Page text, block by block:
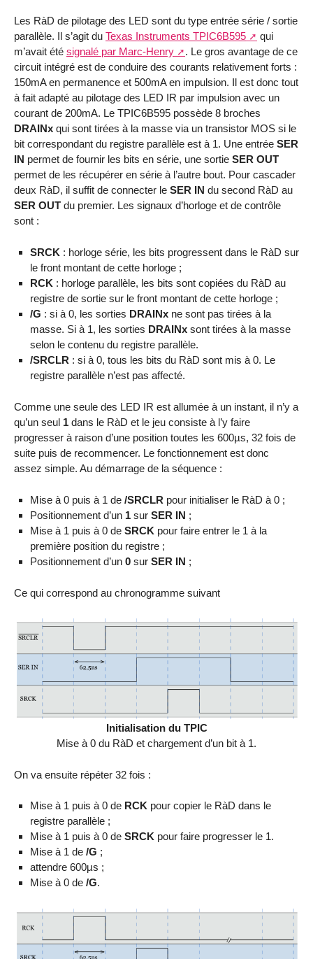
Les RàD de pilotage des LED sont du type entrée série / sortie
parallèle. Il s’agit du Texas Instruments TPIC6B595
qui
m’avait été signalé par Marc-Henry
. Le gros avantage de ce
circuit intégré est de conduire des courants relativement forts :
150mA en permanence et 500mA en impulsion. Il est donc tout
à fait adapté au pilotage des LED IR par impulsion avec un
courant de 200mA. Le TPIC6B595 possède 8 broches
DRAINx qui sont tirées à la masse via un transistor MOS si le
bit correspondant du registre parallèle est à 1. Une entrée SER
IN permet de fournir les bits en série, une sortie SER OUT
permet de les récupérer en série à l’autre bout. Pour cascader
deux RàD, il suffit de connecter le SER IN du second RàD au
SER OUT du premier. Les signaux d’horloge et de contrôle
sont :
SRCK : horloge série, les bits progressent dans le RàD sur
le front montant de cette horloge ;
RCK : horloge parallèle, les bits sont copiées du RàD au
registre de sortie sur le front montant de cette horloge ;
/G : si à 0, les sorties DRAINxne sont pas tirées à la
masse. Si à 1, les sorties DRAINxsont tirées à la masse
selon le contenu du registre parallèle.
/SRCLR : si à 0, tous les bits du RàD sont mis à 0. Le
registre parallèle n’est pas affecté.
Comme une seule des LED IR est allumée à un instant, il n’y a
qu’un seul 1 dans le RàD et le jeu consiste à l’y faire
progresser à raison d’une position toutes les 600µs, 32 fois de
suite puis de recommencer. Le fonctionnement est donc
assez simple. Au démarrage de la séquence :
Mise à 0 puis à 1 de /SRCLR pour initialiser le RàD à 0 ;
Positionnement d’un 1sur SER IN ;
Mise à 1 puis à 0 de SRCK pour faire entrer le 1 à la
première position du registre ;
Positionnement d’un 0sur SER IN ;
Ce qui correspond au chronogramme suivant
Initialisation du TPIC
Mise à 0 du RàD et chargement d’un bit à 1.
On va ensuite répéter 32 fois :
Mise à 1 puis à 0 de RCKpour copier le RàD dans le
registre parallèle ;
Mise à 1 puis à 0 de SRCKpour faire progresser le 1.
Mise à 1 de /G ;
attendre 600µs ;
Mise à 0 de /G.